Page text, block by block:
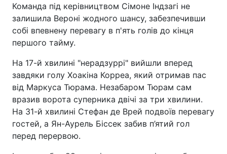
Команда під керівництвом Сімоне Індзагі не
залишила Вероні жодного шансу, забезпечивши
собі впевнену перевагу в п'ять голів до кінця
першого тайму.
На 17-й хвилині "нерадзуррі" вийшли вперед
завдяки голу Хоакіна Корреа, який отримав пас
від Маркуса Тюрама. Незабаром Тюрам сам
вразив ворота суперника двічі за три хвилини.
На 31-й хвилині Стефан де Врей подвоїв перевагу
гостей, а Ян-Аурель Біссек забив п’ятий гол
перед перервою.